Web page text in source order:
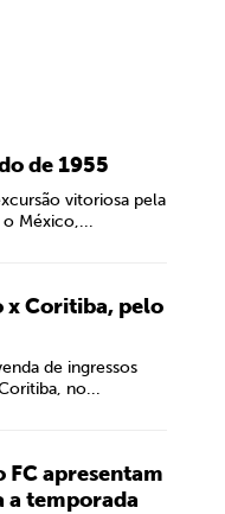
de 1955
vitoriosa pela
o México,...
x Coritiba, pelo
de ingressos
no...
FC apresentam
a temporada